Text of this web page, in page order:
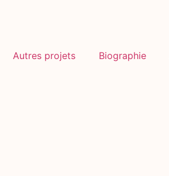
Autres projets Biographie